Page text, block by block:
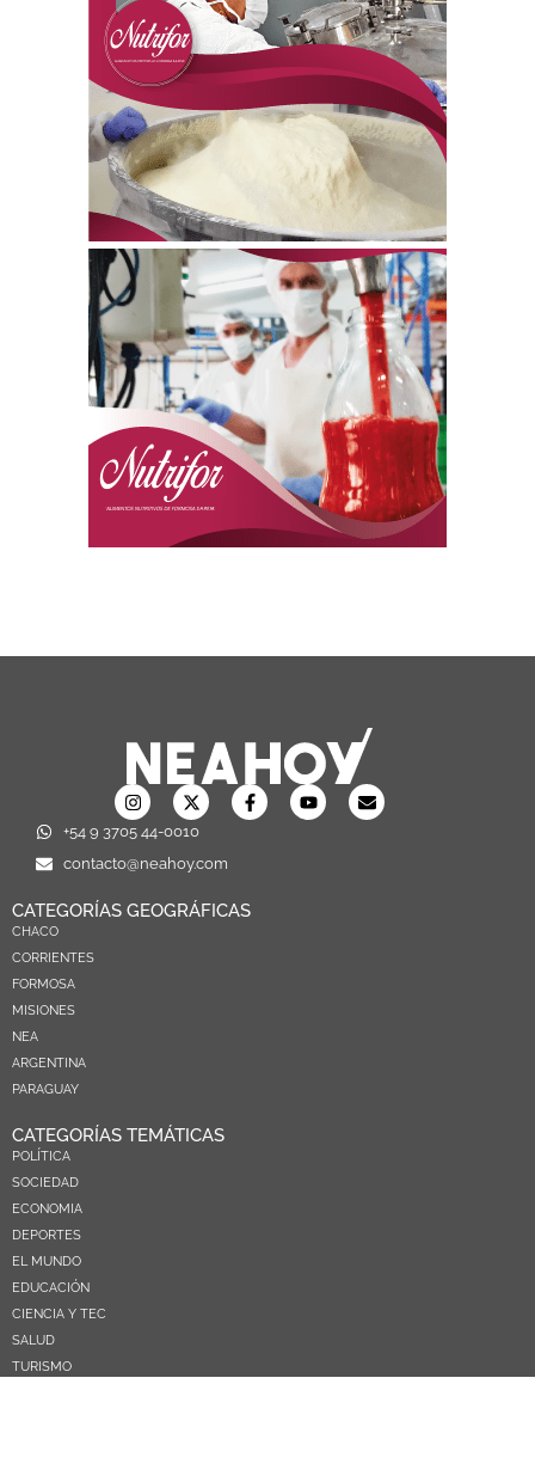
+54 9 3705 44-0010
contacto@neahoy.com
CATEGORÍAS GEOGRÁFICAS
CHACO
CORRIENTES
FORMOSA
MISIONES
NEA
ARGENTINA
PARAGUAY
CATEGORÍAS TEMÁTICAS
POLÍTICA
SOCIEDAD
ECONOMIA
DEPORTES
EL MUNDO
EDUCACIÓN
CIENCIA Y TEC
SALUD
TURISMO